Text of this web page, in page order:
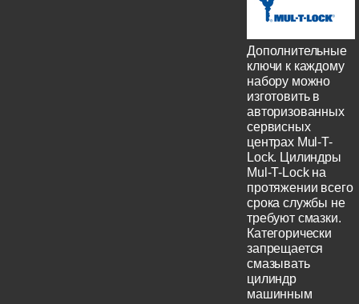
Дополнительные
ключи к каждому
набору можно
изготовить в
авторизованных
сервисных
центрах Mul-T-
Lock. Цилиндры
Mul-T-Lock на
протяжении всего
срока службы не
требуют смазки.
Категорически
запрещается
смазывать
цилиндр
машинным